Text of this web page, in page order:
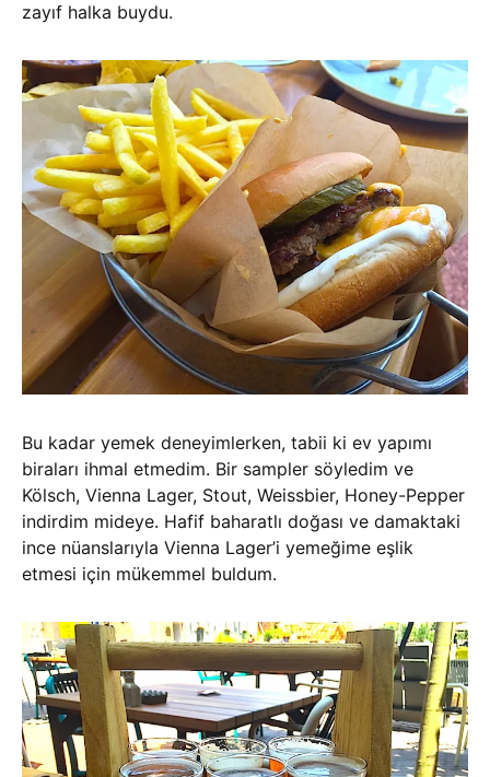
zayıf halka buydu.
Bu kadar yemek deneyimlerken, tabii ki ev yapımı
biraları ihmal etmedim. Bir sampler söyledim ve
Kölsch, Vienna Lager, Stout, Weissbier, Honey-Pepper
indirdim mideye. Hafif baharatlı doğası ve damaktaki
ince nüanslarıyla Vienna Lager’i yemeğime eşlik
etmesi için mükemmel buldum.